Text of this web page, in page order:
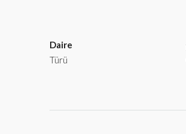
Daire
Türü